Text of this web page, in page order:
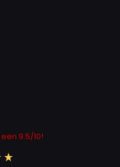
9.5/10!